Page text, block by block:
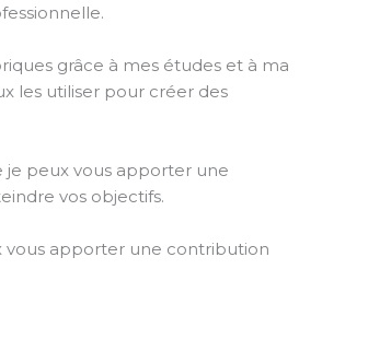
grâce à mes études et à ma
les utiliser pour créer des
je peux vous apporter une
vos objectifs.
vous apporter une contribution